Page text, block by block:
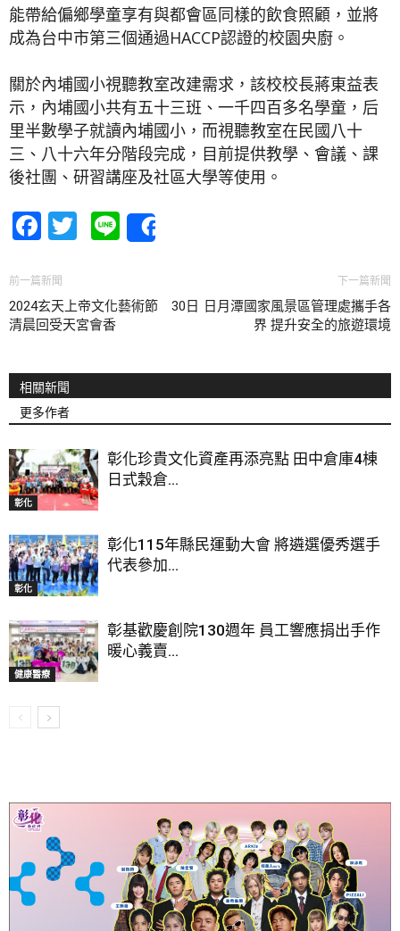
能帶給偏鄉學童享有與都會區同樣的飲食照顧，並將
成為台中市第三個通過HACCP認證的校園央廚。
關於內埔國小視聽教室改建需求，該校校長蔣東益表
示，內埔國小共有五十三班、一千四百多名學童，后
里半數學子就讀內埔國小，而視聽教室在民國八十
三、八十六年分階段完成，目前提供教學、會議、課
後社團、研習講座及社區大學等使用。
Facebook
Twitter
Line
前一篇新聞
2024玄天上帝文化藝術節 30日
清晨回受天宮會香
下一篇新聞
日月潭國家風景區管理處攜手各
界 提升安全的旅遊環境
相關新聞
更多作者
彰化
彰化珍貴文化資產再添亮點 田中倉庫4棟
日式穀倉...
彰化
彰化115年縣民運動大會 將遴選優秀選手
代表參加...
健康醫療
彰基歡慶創院130週年 員工響應捐出手作
暖心義賣...